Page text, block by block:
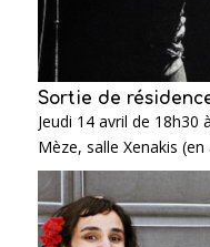
Sortie de
Jeudi 14 avril de 18h30
Mèze, salle Xenakis